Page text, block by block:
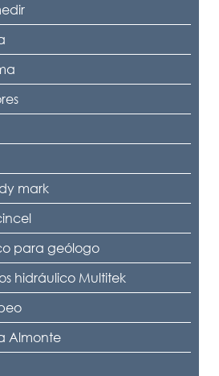
mark
para geólogo
hidráulico Multitek
Almonte